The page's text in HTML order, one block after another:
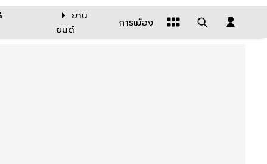
ยาน
ยนต์
การเมือง